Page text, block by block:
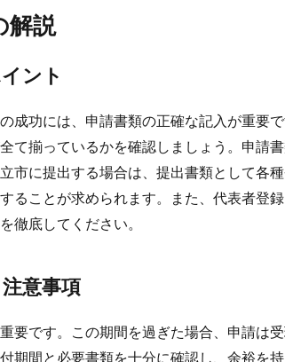
解説
ント
成功には、申請書類の正確な記入が重要
て揃っているかを確認しましょう。申請
市に提出する場合は、提出書類として各
ることが求められます。また、代表者登
徹底してください。
意事項
要です。この期間を過ぎた場合、申請は
期間と必要書類を十分に確認し、余裕を